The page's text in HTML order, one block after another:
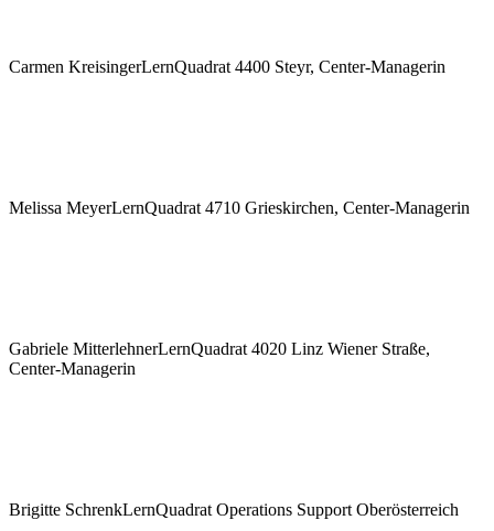
Carmen KreisingerLernQuadrat 4400 Steyr, Center-Managerin
Melissa MeyerLernQuadrat 4710 Grieskirchen, Center-Managerin
Gabriele MitterlehnerLernQuadrat 4020 Linz Wiener Straße,
Center-Managerin
Brigitte SchrenkLernQuadrat Operations Support Oberösterreich